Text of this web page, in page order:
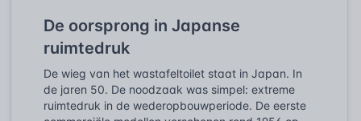
De oorsprong in Japanse
ruimtedruk
De wieg van het wastafeltoilet staat in Japan. In
de jaren 50. De noodzaak was simpel: extreme
ruimtedruk in de wederopbouwperiode. De eerste